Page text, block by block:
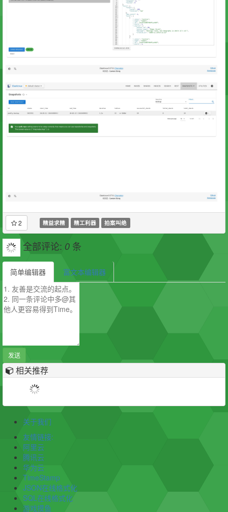
2 精益求精 精工利器 拍案叫绝
全部评论: 0 条
简单编辑器 富文本编辑器
发送
相关推荐
关于我们
友情链接:
阿里云
腾讯云
华为云
TimeStamp
JSON在线格式化
SQL在线格式化
游戏摸鱼